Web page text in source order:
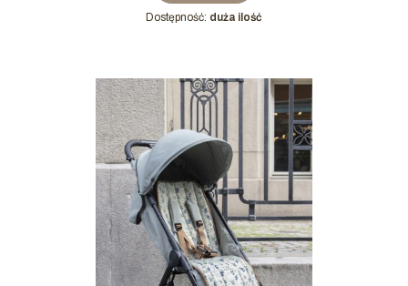
Dostępność: duża ilość